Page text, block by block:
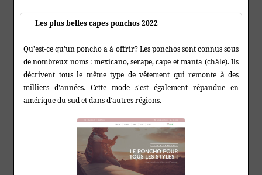
Les plus belles capes ponchos 2022
Qu'est-ce qu'un poncho a à offrir? Les ponchos sont connus sous
de nombreux noms : mexicano, serape, cape et manta (châle). Ils
décrivent tous le même type de vêtement qui remonte à des
milliers d'années. Cette mode s'est également répandue en
amérique du sud et dans d'autres régions.